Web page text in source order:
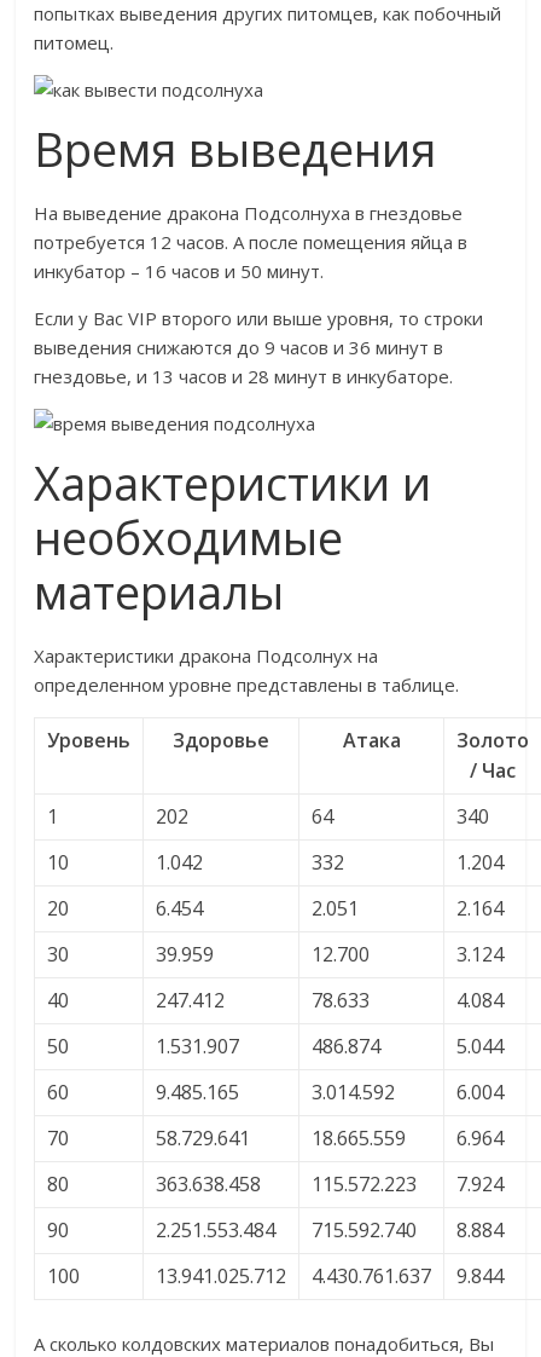
попытках выведения других питомцев, как побочный
питомец.
Время выведения
На выведение дракона Подсолнуха в гнездовье
потребуется 12 часов. А после помещения яйца в
инкубатор – 16 часов и 50 минут.
Если у Вас VIP второго или выше уровня, то строки
выведения снижаются до 9 часов и 36 минут в
гнездовье, и 13 часов и 28 минут в инкубаторе.
Характеристики и
необходимые
материалы
Характеристики дракона Подсолнух на
определенном уровне представлены в таблице.
Уровень Здоровье Атака
Золото
/ Час
1
202 64
340
10
1.042 332
1.204
20
6.454 2.051
2.164
30
39.959 12.700
3.124
40
247.412 78.633
4.084
50
1.531.907 486.874
5.044
60
9.485.165 3.014.592
6.004
70
58.729.641 18.665.559
6.964
80
363.638.458 115.572.223
7.924
90
2.251.553.484 715.592.740
8.884
100
13.941.025.712 4.430.761.637 9.844
А сколько колдовских материалов понадобиться, Вы